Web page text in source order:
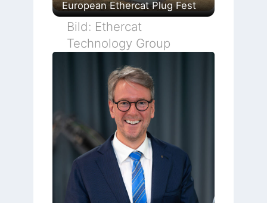
European Ethercat Plug Fest
Bild: Ethercat
Technology Group